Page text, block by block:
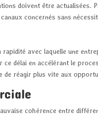
doivent être actualisées.
concernés sans
rapidité avec laquelle une
délai en accélérant le
réagir plus vite aux
cohérence entre